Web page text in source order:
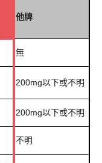
他牌
無
200mg以下或不明
200mg以下或不明
不明